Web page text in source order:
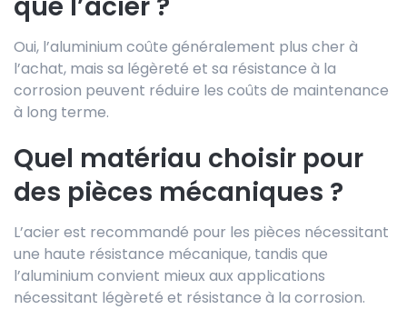
Oui, l’aluminium coûte généralement plus cher à
l’achat, mais sa légèreté et sa résistance à la
corrosion peuvent réduire les coûts de maintenance
à long terme.
Quel matériau choisir pour
des pièces mécaniques ?
L’acier est recommandé pour les pièces nécessitant
une haute résistance mécanique, tandis que
l’aluminium convient mieux aux applications
nécessitant légèreté et résistance à la corrosion.